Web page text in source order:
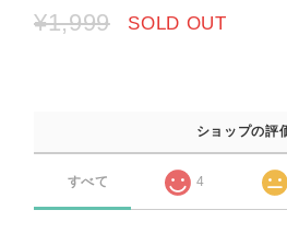
¥1,999 SOLD OUT
ショップの評
すべて 4